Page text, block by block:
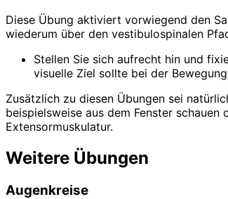
Diese Übung aktiviert vorwiegend den
wiederum über den vestibulospinalen
Stellen Sie sich aufrecht hin und
visuelle Ziel sollte bei der
Zusätzlich zu diesen Übungen sei
beispielsweise aus dem Fenster
Extensormuskulatur.
Weitere Übungen
Augenkreise